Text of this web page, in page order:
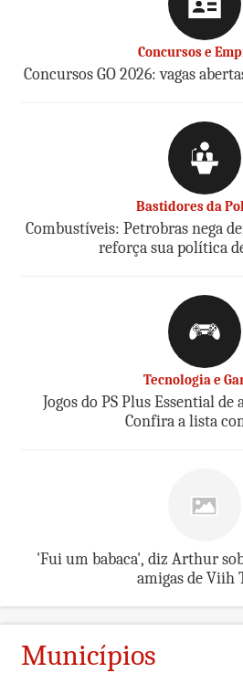
Concursos e
Concursos GO 2026: vagas
Bastidores da
Combustíveis: Petrobras nega
reforça sua política
Tecnologia e
Jogos do PS Plus Essential
Confira a lista
'Fui um babaca', diz Arthur
amigas de Viih
Municípios